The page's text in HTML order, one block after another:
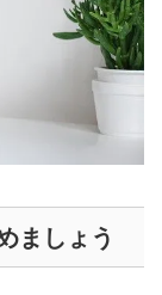
ましょう